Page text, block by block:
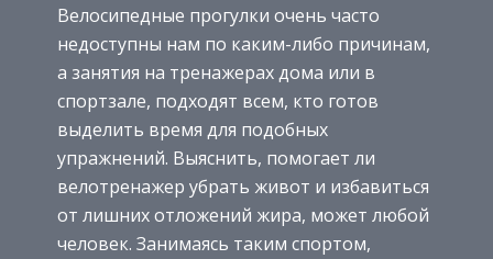
Велосипедные прогулки очень часто
недоступны нам по каким-либо причинам,
а занятия на тренажерах дома или в
спортзале, подходят всем, кто готов
выделить время для подобных
упражнений. Выяснить, помогает ли
велотренажер убрать живот и избавиться
от лишних отложений жира, может любой
человек. Занимаясь таким спортом,